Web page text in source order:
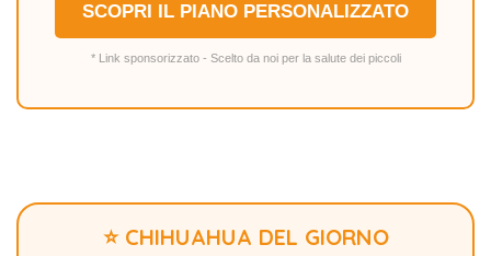
SCOPRI IL PIANO PERSONALIZZATO
* Link sponsorizzato - Scelto da noi per la salute dei piccoli
⭐ CHIHUAHUA DEL GIORNO